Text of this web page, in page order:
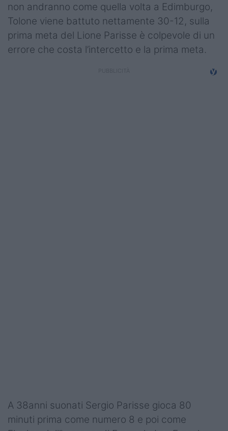
Serie A Elite
Campionati
Serie A
non andranno come quella volta a Edimburgo,
Tolone viene battuto nettamente 30-12, sulla
prima meta del Lione Parisse è colpevole di un
errore che costa l’intercetto e la prima meta.
A 38anni suonati Sergio Parisse gioca 80
minuti prima come numero 8 e poi come